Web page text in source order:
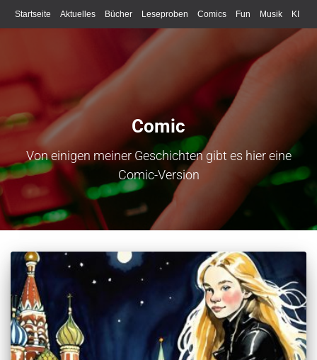
Startseite Aktuelles Bücher Leseproben Comics Fun Musik KI
Schreiben
Comic
Von einigen meiner Geschichten gibt es hier eine
Comic-Version